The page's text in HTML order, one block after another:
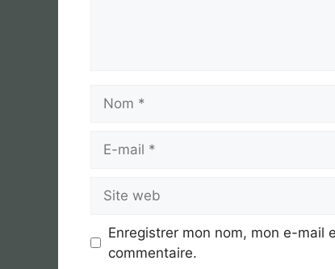
mail
web
Enregistrer mon nom, mon e-mail
commentaire.